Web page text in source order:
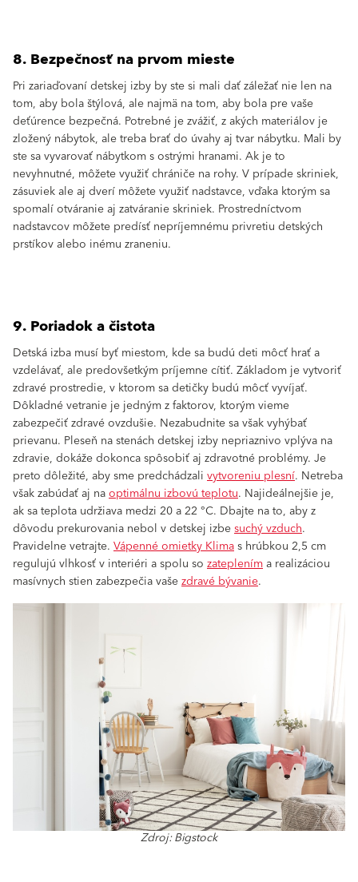
8. Bezpečnosť na prvom mieste
Pri zariaďovaní detskej izby by ste si mali dať záležať nie len na
tom, aby bola štýlová, ale najmä na tom, aby bola pre vaše
deťúrence bezpečná. Potrebné je zvážiť, z akých materiálov je
zložený nábytok, ale treba brať do úvahy aj tvar nábytku. Mali by
ste sa vyvarovať nábytkom s ostrými hranami. Ak je to
nevyhnutné, môžete využiť chrániče na rohy. V prípade skriniek,
zásuviek ale aj dverí môžete využiť nadstavce, vďaka ktorým sa
spomalí otváranie aj zatváranie skriniek. Prostredníctvom
nadstavcov môžete predísť nepríjemnému privretiu detských
prstíkov alebo inému zraneniu.
9. Poriadok a čistota
Detská izba musí byť miestom, kde sa budú deti môcť hrať a
vzdelávať, ale predovšetkým príjemne cítiť. Základom je vytvoriť
zdravé prostredie, v ktorom sa detičky budú môcť vyvíjať.
Dôkladné vetranie je jedným z faktorov, ktorým vieme
zabezpečiť zdravé ovzdušie. Nezabudnite sa však vyhýbať
prievanu. Pleseň na stenách detskej izby nepriaznivo vplýva na
zdravie, dokáže dokonca spôsobiť aj zdravotné problémy. Je
preto dôležité, aby sme predchádzali vytvoreniu plesní. Netreba
však zabúdať aj naoptimálnu izbovú teplotu. Najideálnejšie je,
ak sa teplota udržiava medzi 20 a 22 °C. Dbajte na to, aby z
dôvodu prekurovania nebol v detskej izbesuchý vzduch.
Pravidelne vetrajte. Vápenné omietky Klimas hrúbkou 2,5 cm
regulujú vlhkosť v interiéri a spolu so zatepleníma realizáciou
masívnych stien zabezpečia vašezdravé bývanie.
Zdroj: Bigstock